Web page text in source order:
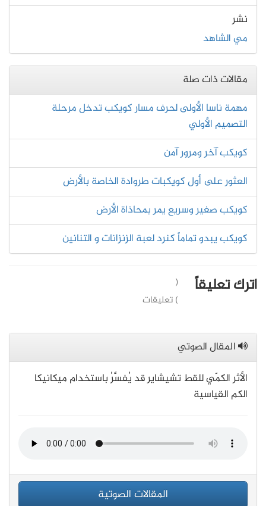
نشر
مي الشاهد
مقالات ذات صلة
مهمة ناسا الأولى لحرف مسار كويكب تدخل مرحلة
التصميم الأولي
كويكب آخر ومرور آمن
العثور على أول كويكبات طروادة الخاصة بالأرض
كويكب صغير وسريع يمر بمحاذاة الأرض
كويكب يبدو تماماً كنرد لعبة الزنزانات و التنانين
اترك تعليقاً
(
) تعليقات
المقال الصوتي
الأثر الكمّي للقط تشيشاير قد يُفسََّرُ باستخدام ميكانيكا
الكم القياسية
المقالات الصوتية